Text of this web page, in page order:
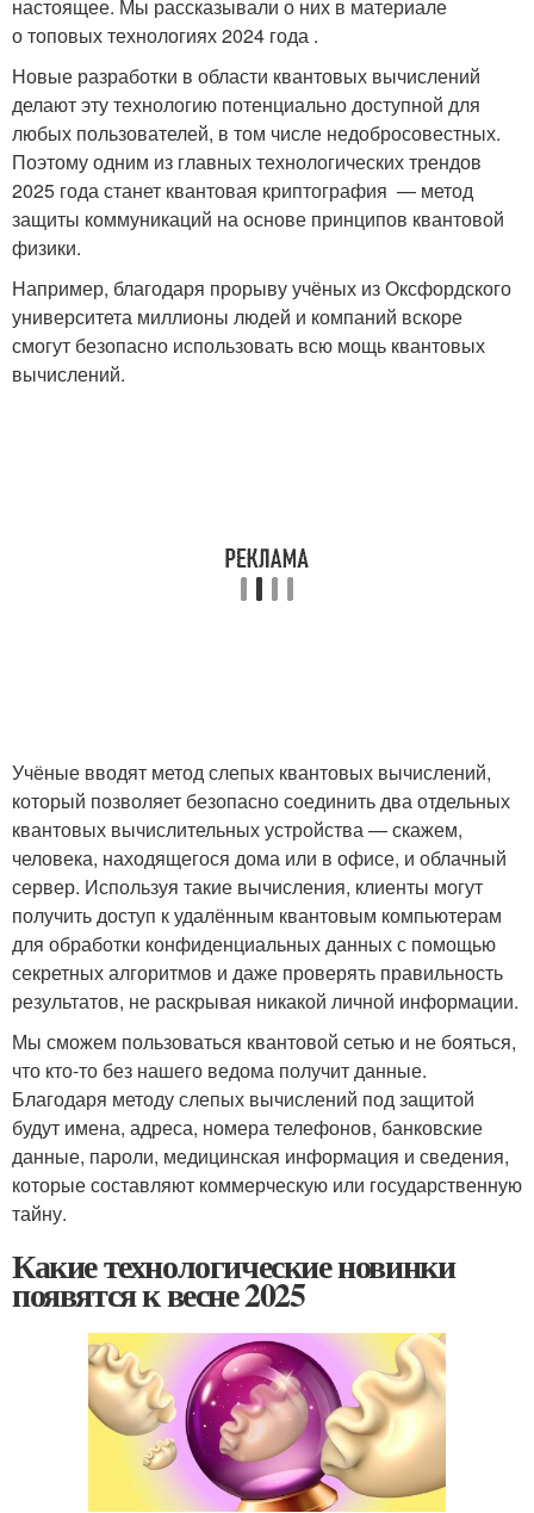
настоящее. Мы рассказывали о них в материале
о топовых технологиях 2024 года .
Новые разработки в области квантовых вычислений
делают эту технологию потенциально доступной для
любых пользователей, в том числе недобросовестных.
Поэтому одним из главных технологических трендов
2025 года станет квантовая криптография — метод
защиты коммуникаций на основе принципов квантовой
физики.
Например, благодаря прорыву учёных из Оксфордского
университета миллионы людей и компаний вскоре
смогут безопасно использовать всю мощь квантовых
вычислений.
Учёные вводят метод слепых квантовых вычислений,
который позволяет безопасно соединить два отдельных
квантовых вычислительных устройства — скажем,
человека, находящегося дома или в офисе, и облачный
сервер. Используя такие вычисления, клиенты могут
получить доступ к удалённым квантовым компьютерам
для обработки конфиденциальных данных с помощью
секретных алгоритмов и даже проверять правильность
результатов, не раскрывая никакой личной информации.
Мы сможем пользоваться квантовой сетью и не бояться,
что кто-то без нашего ведома получит данные.
Благодаря методу слепых вычислений под защитой
будут имена, адреса, номера телефонов, банковские
данные, пароли, медицинская информация и сведения,
которые составляют коммерческую или государственную
тайну.
Какие технологические новинки
появятся к весне 2025